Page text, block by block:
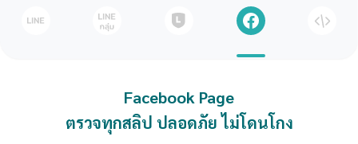
Facebook Page
ตรวจทุกสลิป ปลอดภัย ไม่โดนโกง